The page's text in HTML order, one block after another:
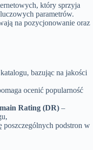
który sprzyja
parametrów.
na pozycjonowanie oraz
bazując na jakości
ocenić popularność
Rating (DR) –
poszczególnych podstron w